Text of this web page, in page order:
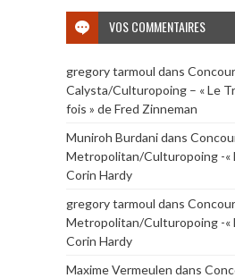
VOS COMMENTAIRES
gregory tarmoul dans
Calysta/Culturopoing – « Le
fois » de Fred Zinneman
Muniroh Burdanidans
Metropolitan/Culturopoing -«
Corin Hardy
gregory tarmoul dans
Metropolitan/Culturopoing -«
Corin Hardy
Maxime Vermeulen dans